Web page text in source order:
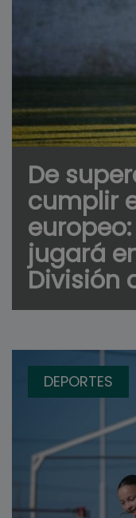
De
cumplir
jugará
División
DEPORTES